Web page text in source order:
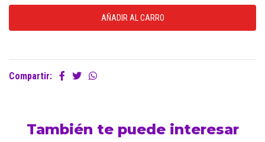
Compartir:
También te puede interesar